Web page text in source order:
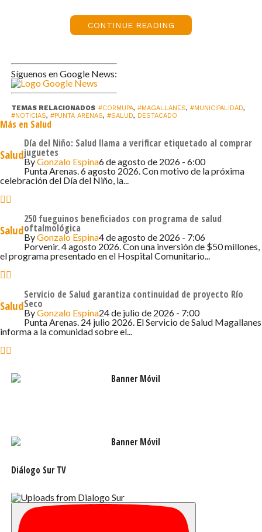
esta depende directamente de la llegada de
recursos ministeriales. «Estamos a la espera de
Actualmente, la corporación está realizando un
esfuerzo importante con recursos propios para
mantener operativos los otros dispositivos y
servicios», señaló.
En cuanto a la demanda asistencial, Fuentes
destacó que los flujos de atención se mantienen
similares a los del año pasado. «Estamos
atendiendo entre 29 y 40 personas diarias por
SAPU, y en el caso del SAR Damianovic, al ser de
diarios», detalló.
Finalmente, reiteró que el cierre del Sapu 18 de
Septiembre es solo temporal y que el CESFAM
18 de Septiembre continúa funcionando con
entre las 08:00 y las 20:00 horas.
CONTINUE READING
Síguenos en Google News:
TEMAS RELACIONADOS #CORMUPA, #MAGALLANES, #MUNICIPALIDAD,
#NOTICIAS, #PUNTA ARENAS, #SALUD, DESTACADO
Más en Salud
Salud
Día del Niño: Salud llama a verificar etiquetado al comprar
juguetes
ByGonzalo Espina6 de agosto de 2026 - 6:00
Punta Arenas. 6 agosto 2026. Con motivo de la próxima
celebración del Día del Niño, la...
Salud
250 fueguinos beneficiados con programa de salud
oftalmológica
ByGonzalo Espina4 de agosto de 2026 - 7:06
Porvenir. 4 agosto 2026. Con una inversión de $50 millones,
el programa presentado en el Hospital Comunitario...
Salud
Servicio de Salud garantiza continuidad de proyecto Río
Seco
ByGonzalo Espina24 de julio de 2026 - 7:00
Punta Arenas. 24 julio 2026. El Servicio de Salud Magallanes
informa a la comunidad sobre el...
Diálogo Sur TV